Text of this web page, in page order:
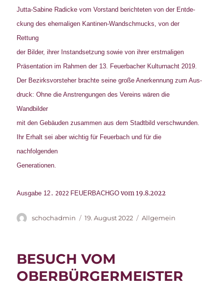
Jutta-Sabine Radicke vom Vorstand berichteten von der Entde-
ckung des ehemaligen Kantinen-Wandschmucks, von der
Rettung
der Bilder, ihrer Instandsetzung sowie von ihrer erstmaligen
Präsentation im Rahmen der 13. Feuerbacher Kulturnacht 2019.
Der Bezirksvorsteher brachte seine große Anerkennung zum Aus-
druck: Ohne die Anstrengungen des Vereins wären die
Wandbilder
mit den Gebäuden zusammen aus dem Stadtbild verschwunden.
Ihr Erhalt sei aber wichtig für Feuerbach und für die
nachfolgenden
Generationen.
Ausgabe 12. 2022 FEUERBACHGO vom 19.8.2022
Autor
schochadmin
Veröffentlicht
19. August 2022 Kategorien
Allgemein
BESUCH VOM
OBERBÜRGERMEISTER